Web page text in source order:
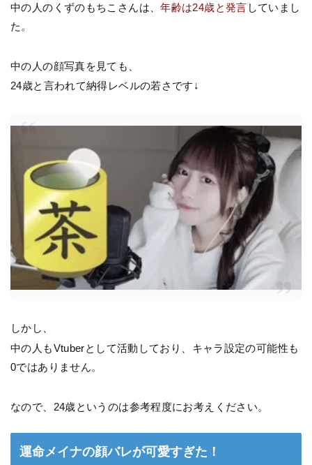
中の人のくずのもちこさんは、年齢は24歳と発言 していまし
た。
中の人の顔写真を見ても、
24歳と言われて納得レベルの若さです↓
しかし、
中の人もVtuberとして活動しており、キャラ設定の可能性も
0ではありません。
なので、24歳というのは参考程度にお考えください。
運命メイナの顔バレが可愛すぎた！